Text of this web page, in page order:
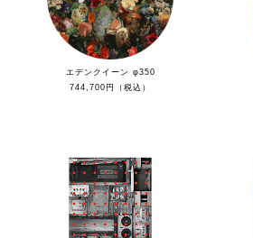
エデンクイーン φ350
744,700円（税込）